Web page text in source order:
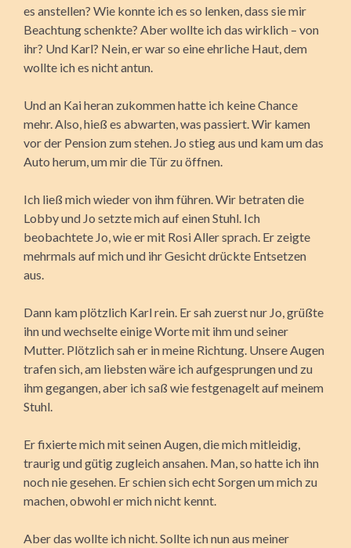
es anstellen? Wie konnte ich es so lenken, dass sie mir
Beachtung schenkte? Aber wollte ich das wirklich – von
ihr? Und Karl? Nein, er war so eine ehrliche Haut, dem
wollte ich es nicht antun.
Und an Kai heran zukommen hatte ich keine Chance
mehr. Also, hieß es abwarten, was passiert. Wir kamen
vor der Pension zum stehen. Jo stieg aus und kam um das
Auto herum, um mir die Tür zu öffnen.
Ich ließ mich wieder von ihm führen. Wir betraten die
Lobby und Jo setzte mich auf einen Stuhl. Ich
beobachtete Jo, wie er mit Rosi Aller sprach. Er zeigte
mehrmals auf mich und ihr Gesicht drückte Entsetzen
aus.
Dann kam plötzlich Karl rein. Er sah zuerst nur Jo, grüßte
ihn und wechselte einige Worte mit ihm und seiner
Mutter. Plötzlich sah er in meine Richtung. Unsere Augen
trafen sich, am liebsten wäre ich aufgesprungen und zu
ihm gegangen, aber ich saß wie festgenagelt auf meinem
Stuhl.
Er fixierte mich mit seinen Augen, die mich mitleidig,
traurig und gütig zugleich ansahen. Man, so hatte ich ihn
noch nie gesehen. Er schien sich echt Sorgen um mich zu
machen, obwohl er mich nicht kennt.
Aber das wollte ich nicht. Sollte ich nun aus meiner